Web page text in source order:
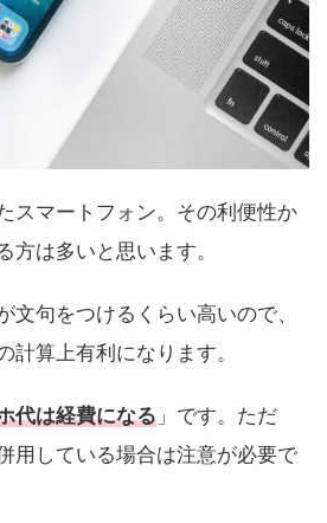
スマートフォン。その利便性か
方は多いと思います。
文句をつけるくらい高いので、
計算上有利になります。
代は経費になる 」です。ただ
用している場合は注意が必要で